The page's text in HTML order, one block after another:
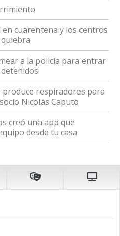
cuarentena y los centros
a la policía para entrar
produce respiradores para
Nicolás Caputo
creó una app que
desde tu casa